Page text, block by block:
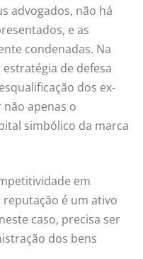
advogados, não há
e as
condenadas. Na
de defesa
dos ex-
apenas o
simbólico da marca
em
é um ativo
caso, precisa ser
dos bens